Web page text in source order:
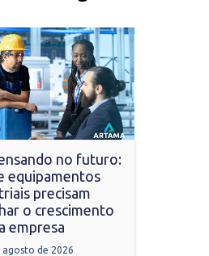
no futuro:
equipamentos
precisam
o crescimento
empresa
agosto de 2026